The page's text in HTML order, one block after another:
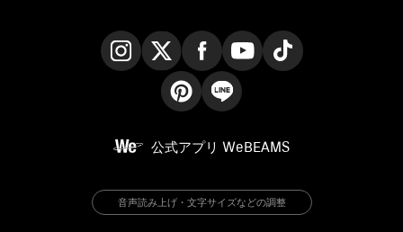
公式アプリ WeBEAMS
音声読み上げ・文字サイズなどの調整